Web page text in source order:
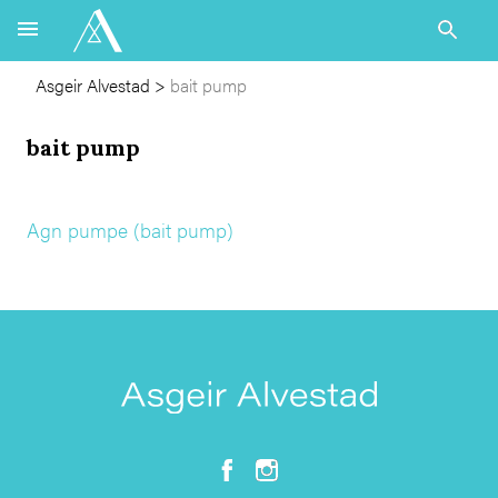
Asgeir Alvestad > bait pump
bait pump
Agn pumpe (bait pump)